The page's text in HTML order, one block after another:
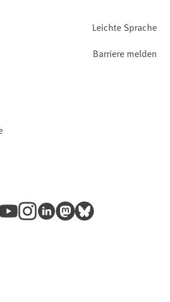
Leichte Sprache
Barriere melden